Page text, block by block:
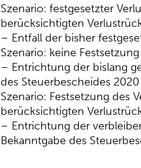
Szenario: festgesetzter
berücksichtigten
– Entfall der bisher
Szenario: keine
– Entrichtung der bislang
des Steuerbescheides 2020
Szenario: Festsetzung des
berücksichtigten
– Entrichtung der
Bekanntgabe des